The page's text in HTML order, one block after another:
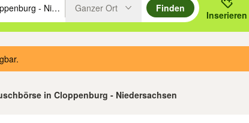
den Pfeiltasten nach oben/unten durchsuchen und mit
Ort eingeben. Eingabetaste drücken um zu suchen, oder
Ganzer Ort
Finden
Inserieren
in Cloppenburg - Niedersachsen